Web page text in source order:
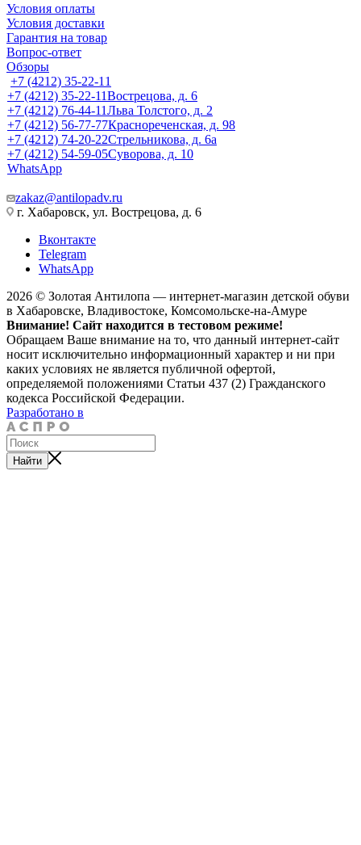
Условия оплаты
Условия доставки
Гарантия на товар
Вопрос-ответ
Обзоры
+7 (4212) 35-22-11
+7 (4212) 35-22-11Вострецова, д. 6
+7 (4212) 76-44-11Льва Толстого, д. 2
+7 (4212) 56-77-77Краснореченская, д. 98
+7 (4212) 74-20-22Стрельникова, д. 6а
+7 (4212) 54-59-05Суворова, д. 10
WhatsApp
zakaz@antilopadv.ru
г. Хабаровск, ул. Вострецова, д. 6
Вконтакте
Telegram
WhatsApp
2026 © Золотая Антилопа — интернет-магазин детской обуви
в Хабаровске, Владивостоке, Комсомольске-на-Амуре
Внимание! Сайт находится в тестовом режиме!
Обращаем Ваше внимание на то, что данный интернет-сайт
носит исключительно информационный характер и ни при
каких условиях не является публичной офертой,
определяемой положениями Статьи 437 (2) Гражданского
кодекса Российской Федерации.
Разработано в
Найти